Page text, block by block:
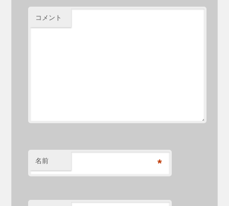
コメント
名前 *